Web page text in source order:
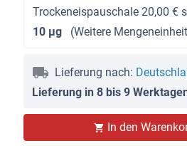
Trockeneispauschale 20,00 €
10 μg
(Weitere
Lieferung nach:
Lieferung in 8 bis 9
In den